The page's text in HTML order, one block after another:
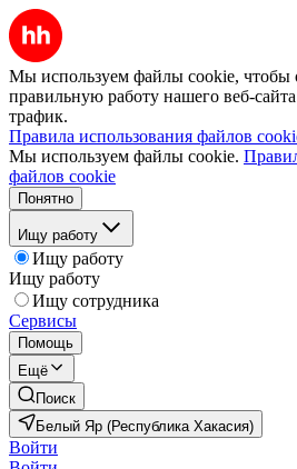
Мы используем файлы cookie, чтобы
правильную работу нашего веб-
трафик.
Правила использования файлов
Мы используем файлы cookie.
файлов cookie
Понятно
Ищу работу
Ищу работу
Ищу работу
Ищу сотрудника
Сервисы
Помощь
Ещё
Поиск
Белый Яр (Республика Хакасия)
Войти